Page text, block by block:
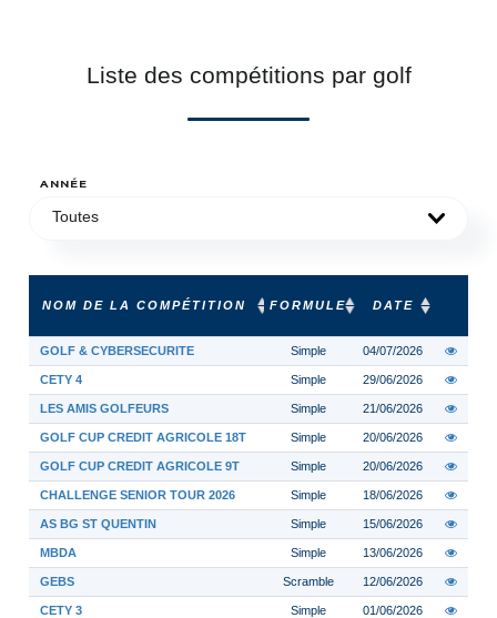
Liste des compétitions par golf
ANNÉE
Toutes
NOM DE LA COMPÉTITION FORMULE DATE
GOLF & CYBERSECURITE Simple 04/07/2026
CETY 4 Simple 29/06/2026
LES AMIS GOLFEURS Simple 21/06/2026
GOLF CUP CREDIT AGRICOLE 18T Simple 20/06/2026
GOLF CUP CREDIT AGRICOLE 9T Simple 20/06/2026
CHALLENGE SENIOR TOUR 2026 Simple 18/06/2026
AS BG ST QUENTIN Simple 15/06/2026
MBDA Simple 13/06/2026
GEBS Scramble 12/06/2026
CETY 3 Simple 01/06/2026